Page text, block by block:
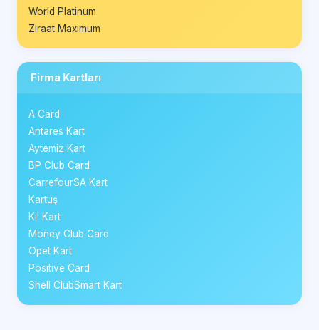
World Platinum
Ziraat Maximum
Firma Kartları
A Card
Antares Kart
Aytemiz Kart
BP Club Card
CarrefourSA Kart
Kartuş
Ki! Kart
Money Club Card
Opet Kart
Positive Card
Shell ClubSmart Kart